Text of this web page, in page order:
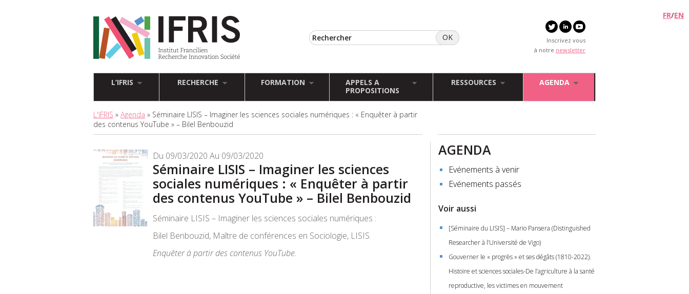
Inscrivez vous
à notre newsletter
FR/EN
L’IFRIS RECHERCHE FORMATION
APPELS A
PROPOSITIONS
RESSOURCES AGENDA
L'IFRIS » Agenda » Séminaire LISIS – Imaginer les sciences sociales numériques : « Enquêter à partir
des contenus YouTube » – Bilel Benbouzid
Du 09/03/2020 Au 09/03/2020
Séminaire LISIS – Imaginer les sciences
sociales numériques : « Enquêter à partir
des contenus YouTube » – Bilel Benbouzid
Séminaire LISIS – Imaginer les sciences sociales numériques :
Bilel Benbouzid, Maître de conférences en Sociologie, LISIS.
Enquêter à partir des contenus YouTube.
AGENDA
Evénements à venir
Evénements passés
Voir aussi
[Séminaire du LISIS] – Mario Pansera (Distinguished
Researcher à l’Université de Vigo)
Gouverner le « progrès » et ses dégâts (1810-2022).
Histoire et sciences sociales-De l’agriculture à la santé
reproductive, les victimes en mouvement